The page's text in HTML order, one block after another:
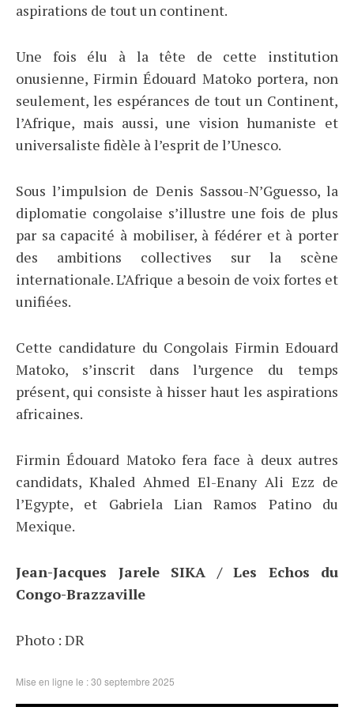
aspirations de tout un continent.
Une fois élu à la tête de cette institution
onusienne, Firmin Édouard Matoko portera, non
seulement, les espérances de tout un Continent,
l’Afrique, mais aussi, une vision humaniste et
universaliste fidèle à l’esprit de l’Unesco.
Sous l’impulsion de Denis Sassou-N’Gguesso, la
diplomatie congolaise s’illustre une fois de plus
par sa capacité à mobiliser, à fédérer et à porter
des ambitions collectives sur la scène
internationale. L’Afrique a besoin de voix fortes et
unifiées.
Cette candidature du Congolais Firmin Edouard
Matoko, s’inscrit dans l’urgence du temps
présent, qui consiste à hisser haut les aspirations
africaines.
Firmin Édouard Matoko fera face à deux autres
candidats, Khaled Ahmed El-Enany Ali Ezz de
l’Egypte, et Gabriela Lian Ramos Patino du
Mexique.
Jean-Jacques Jarele SIKA / Les Echos du
Congo-Brazzaville
Photo : DR
Mise en ligne le : 30 septembre 2025